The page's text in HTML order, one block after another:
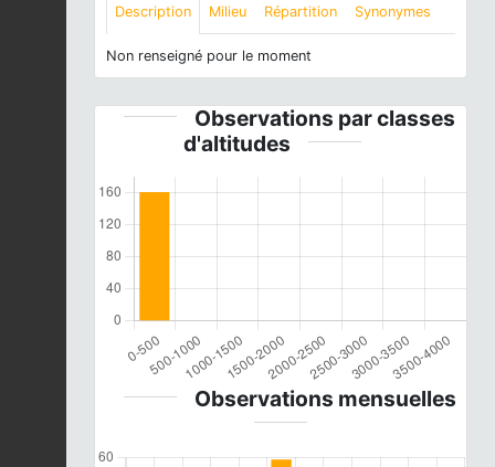
Description Milieu Répartition Synonymes
Non renseigné pour le moment
Observations par classes
d'altitudes
Observations mensuelles